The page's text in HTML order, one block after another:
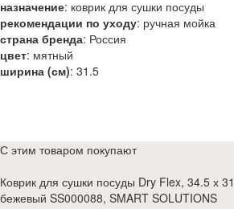
назначение: коврик для сушки посуды
рекомендации по уходу: ручная мойка
страна бренда: Россия
цвет: мятный
ширина (см): 31.5
С этим товаром покупают
Коврик для сушки посуды Dry Flex, 34.5 х
бежевый SS000088, SMART SOLUTIONS